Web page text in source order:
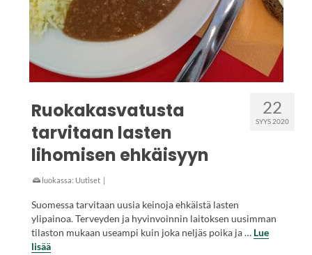
22
SYYS 2020
Ruokakasvatusta
tarvitaan lasten
lihomisen ehkäisyyn
luokassa: Uutiset |
Suomessa tarvitaan uusia keinoja ehkäistä lasten
ylipainoa. Terveyden ja hyvinvoinnin laitoksen uusimman
tilaston mukaan useampi kuin joka neljäs poika ja … Lue
lisää